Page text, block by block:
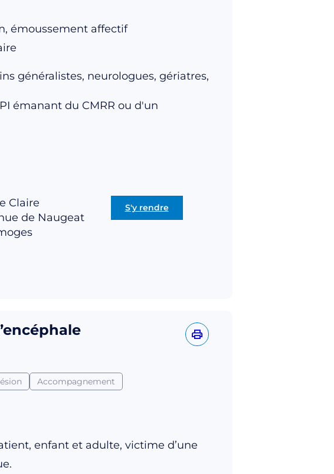
émoussement affectif
généralistes, neurologues, gériatres,
émanant du CMRR ou d'un
Claire
de Naugeat
S'y rendre
Accompagnement
enfant et adulte, victime d’une